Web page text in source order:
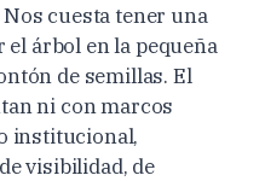
cuesta tener una
el árbol en la pequeña
de semillas. El
ni con marcos
institucional,
visibilidad, de